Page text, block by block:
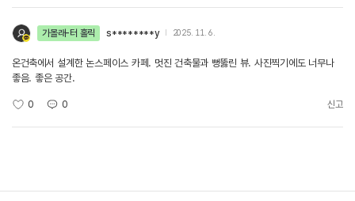
가볼래-터 홀릭 s********y 2025. 11. 6.
온건축에서 설계한 논스페이스 카페. 멋진 건축물과 뻥뚫린 뷰. 사진찍기에도 너무나
좋음. 좋은 공간.
0 0 신고